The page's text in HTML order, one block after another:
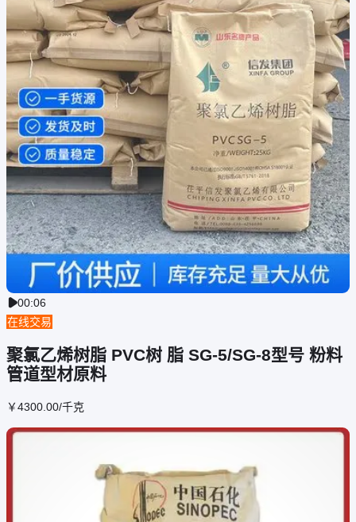
00:06
在线交易
聚氯乙烯树脂 PVC树 脂 SG-5/SG-8型号 粉料
管道型材原料
￥4300 .00/千克